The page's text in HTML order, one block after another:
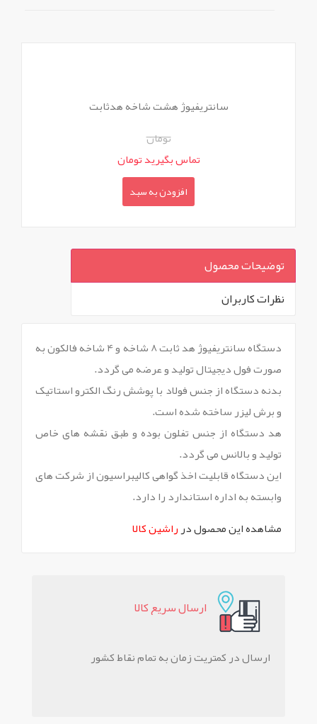
سانتریفیوژ هشت شاخه هدثابت
تومان
تماس بگیرید تومان
افزودن به سبد
توضیحات محصول
نظرات کاربران
دستگاه سانتریفیوژ هد ثابت 8 شاخه و 4 شاخه فالکون به
صورت فول دیجیتال تولید و عرضه می گردد.
بدنه دستگاه از جنس فولاد با پوشش رنگ الکترو استاتیک
و برش لیزر ساخته شده است.
هد دستگاه از جنس تفلون بوده و طبق نقشه های خاص
تولید و بالانس می گردد.
این دستگاه قابلیت اخذ گواهی کالیبراسیون از شرکت های
وابسته به اداره استاندارد را دارد.
مشاهده این محصول درراشین کالا
ارسال سريع کالا
ارسال در کمتریت زمان به تمام نقاط کشور